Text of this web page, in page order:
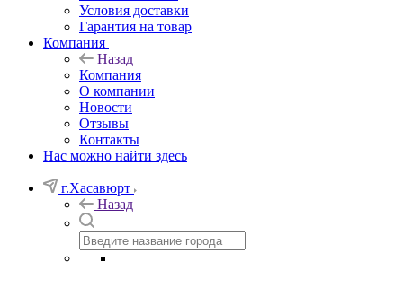
Условия доставки
Гарантия на товар
Компания
Назад
Компания
О компании
Новости
Отзывы
Контакты
Нас можно найти здесь
г.Хасавюрт
Назад